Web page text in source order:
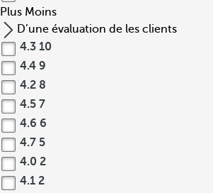
Plus Moins
D’une évaluation de les clients
4.3 10
4.4 9
4.2 8
4.5 7
4.6 6
4.7 5
4.0 2
4.1 2